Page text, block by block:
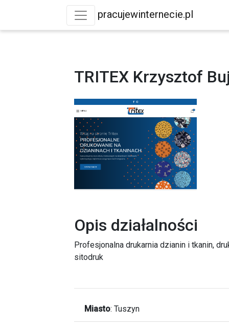
pracujewinternecie.pl
TRITEX Krzysztof
Opis działalności
Profesjonalna drukarnia dzianin i tkanin,
sitodruk
Miasto: Tuszyn